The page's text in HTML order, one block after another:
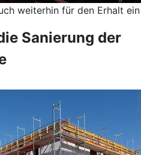
weiterhin für den Erhalt ein
Sanierung der